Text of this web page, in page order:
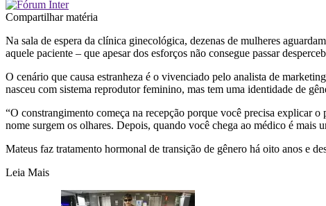
Compartilhar matéria
Na sala de espera da clínica ginecológica, dezenas de mulheres
aquele paciente – que apesar dos esforços não consegue passar
O cenário que causa estranheza é o vivenciado pelo analista de
nasceu com sistema reprodutor feminino, mas tem uma identidade de
“O constrangimento começa na recepção porque você precisa explicar
nome surgem os olhares. Depois, quando você chega ao médico é mais
Mateus faz tratamento hormonal de transição de gênero há oito anos e
Leia Mais